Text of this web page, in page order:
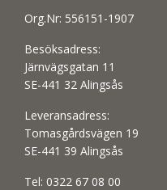
Org.Nr: 556151-1907
Besöksadress:
Järnvägsgatan 11
SE-441 32 Alingsås
Leveransadress:
Tomasgårdsvägen 19
SE-441 39 Alingsås
Tel: 0322 67 08 00